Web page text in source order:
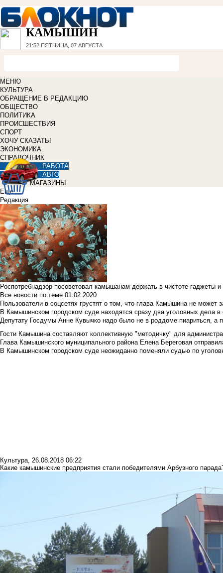
КАМЫШИН
21:52 ПЯТНИЦА, 07 АВГУСТА
МЕНЮ
КУЛЬТУРА
ОБРАЩЕНИЕ В РЕДАКЦИЮ
ОБЩЕСТВО
ПОЛИТИКА
ПРОИСШЕСТВИЯ
СПОРТ
ХОЧУ СКАЗАТЬ!
ЭКОНОМИКА
СПРАВОЧНИК
РАБОТА
АВТО
МАГАЗИНЫ
Еще
Редакция
Роспотребнадзор посоветовал камышанам держать в чистоте гаджеты
Все новости по теме 01.02.2020
Пользователи в соцсетях грустят о том, что глава Камышина не может
В Камышинском городском суде находятся сразу два уголовных дела
Депутату Госдумы Анне Кувычко надо было не в роддоме пиариться, а
Гости Камышина составляют коллективную "методичку" для
Глава Камышинского муниципального района Елена Береговая
В Камышинском городском суде неожиданно поменяли судью по
Культура, 26.08.2018 06:22
Какие камышинские предприятия стали победителями Арбузного